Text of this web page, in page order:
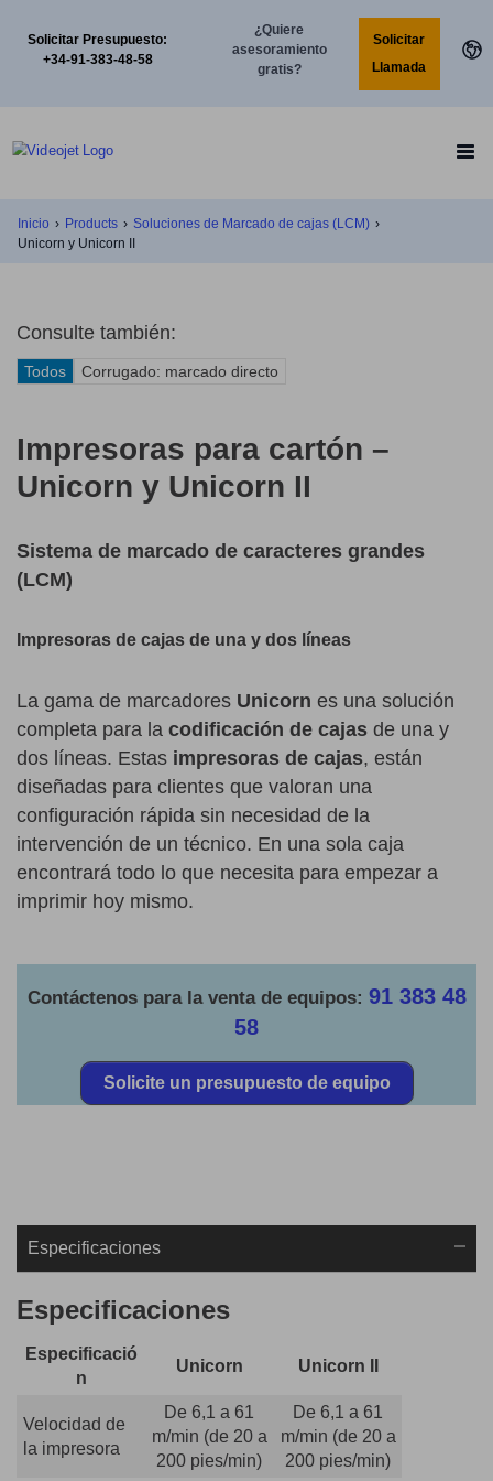
Solicitar Presupuesto:
+34-91-383-48-58
¿Quiere
asesoramiento
gratis?
Solicitar
Llamada
Inicio › Products › Soluciones de Marcado de cajas (LCM) ›
Unicorn y Unicorn II
Consulte también:
Todos Corrugado: marcado directo
Impresoras para cartón –
Unicorn y Unicorn II
Sistema de marcado de caracteres grandes
(LCM)
Impresoras de cajas de una y dos líneas
La gama de marcadores Unicorn es una solución
completa para la codificación de cajas de una y
dos líneas. Estas impresoras de cajas, están
diseñadas para clientes que valoran una
configuración rápida sin necesidad de la
intervención de un técnico. En una sola caja
encontrará todo lo que necesita para empezar a
imprimir hoy mismo.
Contáctenos para la venta de equipos: 91 383 48
58
Solicite un presupuesto de equipo
Especificaciones
Especificaciones
Especificació
n
Unicorn Unicorn II
Velocidad de
la impresora
De 6,1 a 61
m/min (de 20 a
200 pies/min)
De 6,1 a 61
m/min (de 20 a
200 pies/min)